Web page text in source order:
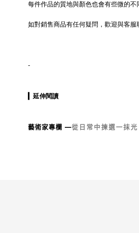
每件作品的質地與顏色也會有些微的不
如對銷售商品有任何疑問，歡迎與客服
-
延伸閱讀
藝術家專欄 —從日常中揀選一抹